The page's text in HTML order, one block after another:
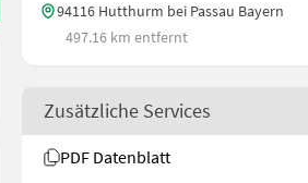
94116 Hutthurm bei Passau Bayern
497.16 km entfernt
Zusätzliche Services
PDF Datenblatt